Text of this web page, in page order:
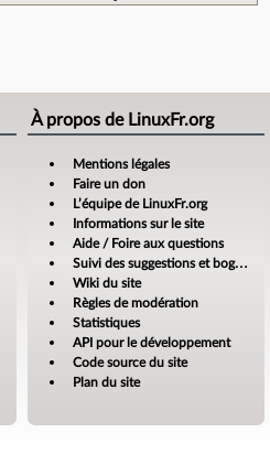
À propos de LinuxFr.org
Mentions légales
Faire un don
L’équipe de LinuxFr.org
Informations sur le site
Aide / Foire aux questions
Suivi des suggestions et bogues
Wiki du site
Règles de modération
Statistiques
API pour le développement
Code source du site
Plan du site